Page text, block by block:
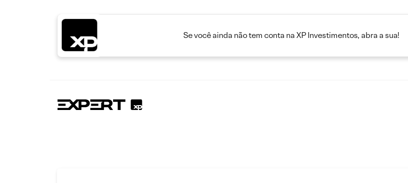
Se você ainda não tem conta na XP Investimentos, abra a sua!